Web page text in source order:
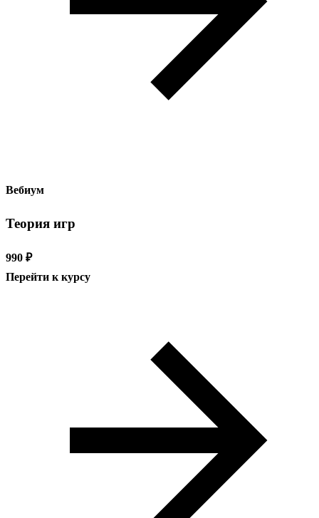
Вебиум
Теория игр
990 ₽
Перейти к курсу